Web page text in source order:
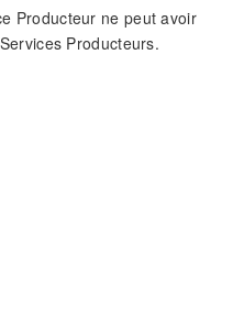
Producteur ne peut avoir
Producteurs.